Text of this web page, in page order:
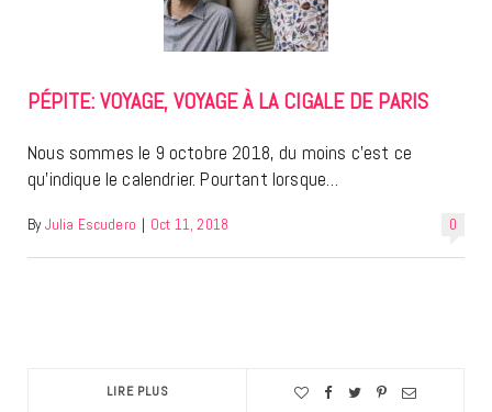
PÉPITE: VOYAGE, VOYAGE À LA CIGALE DE PARIS
Nous sommes le 9 octobre 2018, du moins c’est ce
qu’indique le calendrier. Pourtant lorsque…
0
By Julia Escudero | Oct 11, 2018
LIRE PLUS